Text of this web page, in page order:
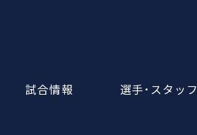
試合情報 選手･スタッフ